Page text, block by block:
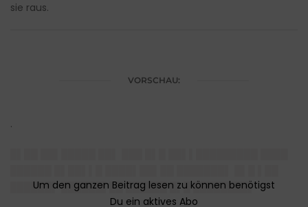
sie raus.
VORSCHAU:
.
██████▌ ██████▌██ ██████ █▌█ ████████▌